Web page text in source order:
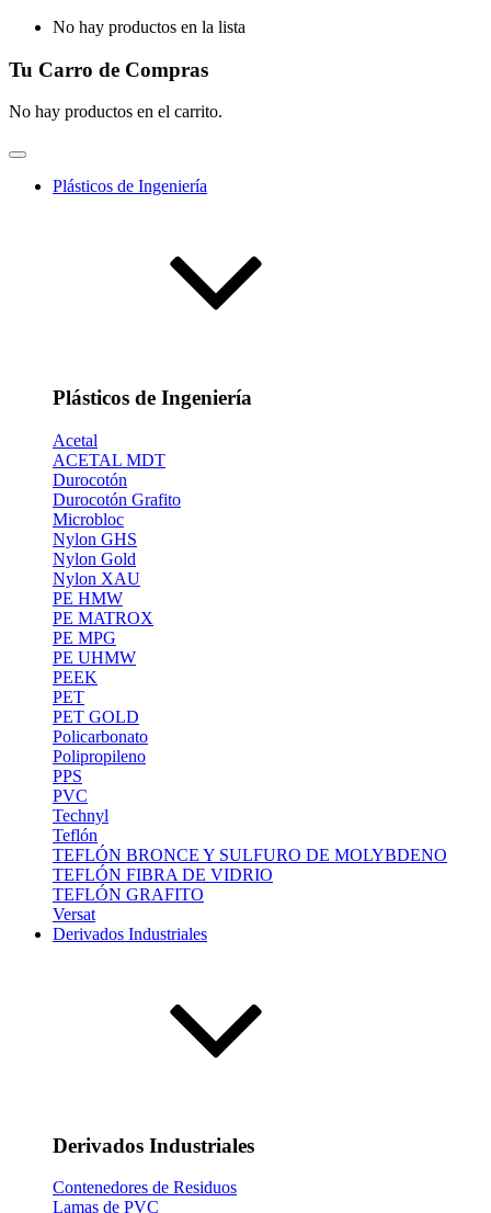
No hay productos en la lista
Tu Carro de Compras
No hay productos en el carrito.
Plásticos de Ingeniería
Plásticos de Ingeniería
Acetal
ACETAL MDT
Durocotón
Durocotón Grafito
Microbloc
Nylon GHS
Nylon Gold
Nylon XAU
PE HMW
PE MATROX
PE MPG
PE UHMW
PEEK
PET
PET GOLD
Policarbonato
Polipropileno
PPS
PVC
Technyl
Teflón
TEFLÓN BRONCE Y SULFURO DE MOLYBDENO
TEFLÓN FIBRA DE VIDRIO
TEFLÓN GRAFITO
Versat
Derivados Industriales
Derivados Industriales
Contenedores de Residuos
Lamas de PVC